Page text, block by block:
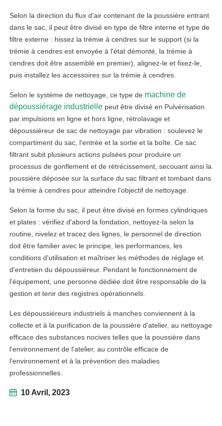
10 Avril, 2023
Selon la direction du flux d'air contenant de la poussière entrant
dans le sac, il peut être divisé en type de filtre interne et type de
filtre externe : hissez la trémie à cendres sur le support (si la
trémie à cendres est envoyée à l'état démonté, la trémie à
cendres doit être assemblé en premier), alignez-le et fixez-le,
puis installez les accessoires sur la trémie à cendres.
Selon le système de nettoyage, ce type de machine de
dépoussiérage industrielle peut être divisé en Pulvérisation
par impulsions en ligne et hors ligne, rétrolavage et
dépoussiéreur de sac de nettoyage par vibration : soulevez le
compartiment du sac, l'entrée et la sortie et la boîte. Ce sac
filtrant subit plusieurs actions pulsées pour produire un
processus de gonflement et de rétrécissement, secouant ainsi la
poussière déposée sur la surface du sac filtrant et tombant dans
la trémie à cendres pour atteindre l'objectif de nettoyage.
Selon la forme du sac, il peut être divisé en formes cylindriques
et plates : vérifiez d'abord la fondation, nettoyez-la selon la
routine, nivelez et tracez des lignes, le personnel de direction
doit être familier avec le principe, les performances, les
conditions d'utilisation et maîtriser les méthodes de réglage et
d'entretien du dépoussiéreur. Pendant le fonctionnement de
l'équipement, une personne dédiée doit être responsable de la
gestion et tenir des registres opérationnels.
Les dépoussiéreurs industriels à manches conviennent à la
collecte et à la purification de la poussière d'atelier, au nettoyage
efficace des substances nocives telles que la poussière dans
l'environnement de l'atelier, au contrôle efficace de
l'environnement et à la prévention des maladies
professionnelles.